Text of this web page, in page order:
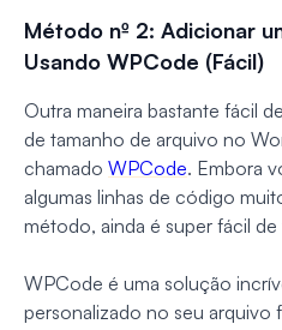
Método nº 2: Adicionar
Usando WPCode (Fácil)
Outra maneira bastante fácil
de tamanho de arquivo no
chamado WPCode. Embora
algumas linhas de código
método, ainda é super fácil de
WPCode é uma solução
personalizado no seu arquivo